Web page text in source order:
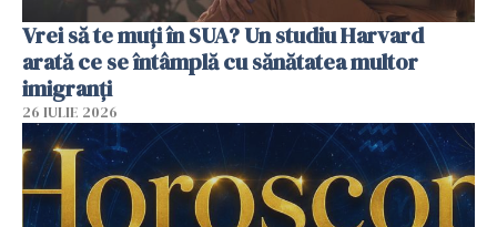
Vrei să te muți în SUA? Un studiu Harvard
arată ce se întâmplă cu sănătatea multor
imigranți
26 IULIE 2026